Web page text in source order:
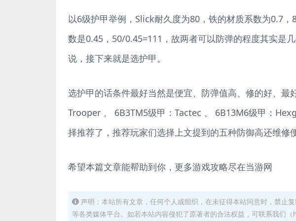
以6级护甲举例，Slick耐久度为80，铁的材质系数为0.7
数是0.45，50/0.45=111，故两者可以防弹的程度其实是
说，接下来就是选护甲。
选护甲的话条件最好当然是便宜、防弹值高、修的好、最
Trooper 、 6B3TM5级甲：Tactec 、 6B13M6级甲：
择推荐了，推荐玩家们选择上文提到的五种防御高还维修
希望本篇文章能帮助到你，更多游戏攻略尽在当游网
声明：本站所有文章，任何个人或组织，在未征得本站同意时，禁止
等各类媒体平台。如若本站内容侵犯了原著者的合法权益，可联系我们